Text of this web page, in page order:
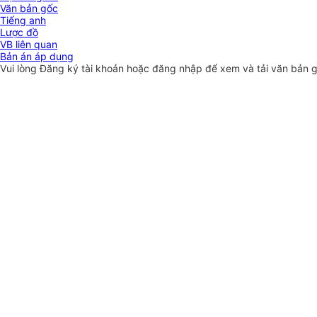
Văn bản gốc
Tiếng anh
Lược đồ
VB liên quan
Bản án áp dụng
Vui lòngĐăng ký tài khoản hoặc đăng nhập để xem và tải văn bản